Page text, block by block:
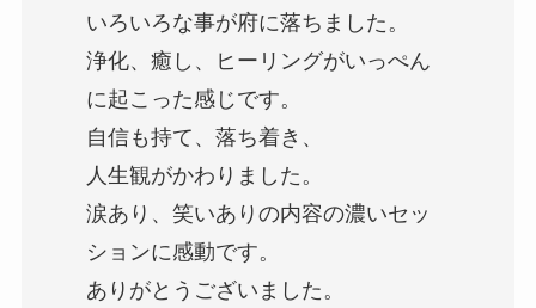
いろいろな事が府に落ちました。
浄化、癒し、ヒーリングがいっぺん
に起こった感じです。
自信も持て、落ち着き、
人生観がかわりました。
涙あり、笑いありの内容の濃いセッ
ションに感動です。
ありがとうございました。